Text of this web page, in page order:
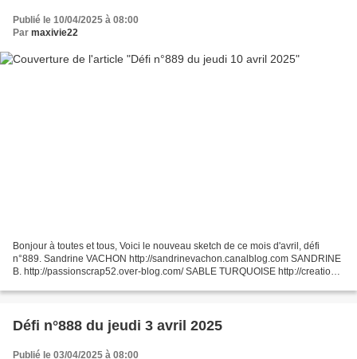
Publié le 10/04/2025 à 08:00
Par maxivie22
Bonjour à toutes et tous, Voici le nouveau sketch de ce mois d'avril, défi
n°889. Sandrine VACHON http://sandrinevachon.canalblog.com SANDRINE
B. http://passionscrap52.over-blog.com/ SABLE TURQUOISE http://creations-
Défi n°888 du jeudi 3 avril 2025
Publié le 03/04/2025 à 08:00